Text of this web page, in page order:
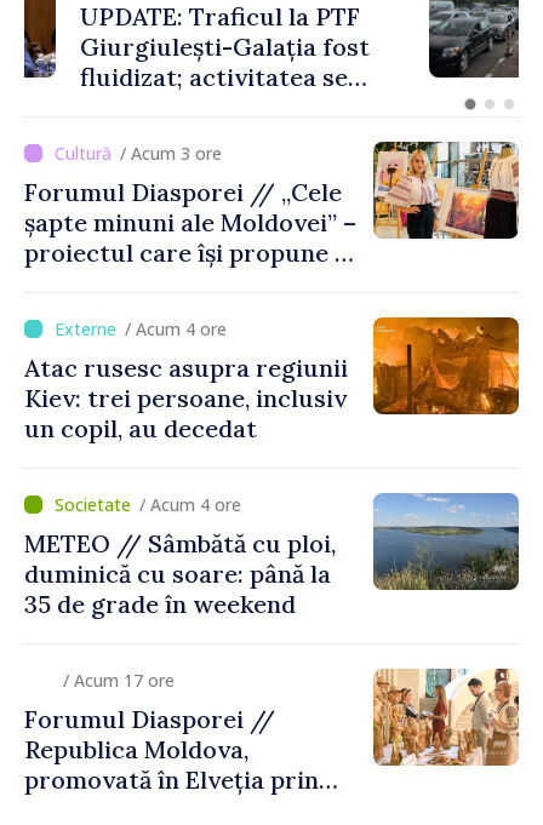
UPDATE: Traficul la PTF
Giurgiulești-Galația fost
fluidizat; activitatea se
normale
/ Acum 3 ore
Forumul Diasporei // „Cele
șapte minuni ale Moldovei” –
proiectul care își propune să
de țara de origine
/ Acum 4 ore
Atac rusesc asupra regiunii
Kiev: trei persoane, inclusiv
un copil, au decedat
/ Acum 4 ore
METEO // Sâmbătă cu ploi,
duminică cu soare: până la
35 de grade în weekend
/ Acum 17 ore
Forumul Diasporei //
Republica Moldova,
promovată în Elveția prin